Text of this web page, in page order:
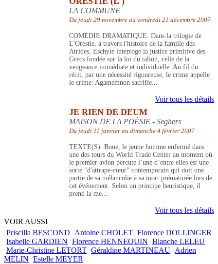
LA COMMUNE
Du jeudi 29 novembre au vendredi 21 décembre 2007
COMÉDIE DRAMATIQUE. Dans la trilogie de
L'Orestie, à travers l'histoire de la famille des
Atrides, Eschyle interroge la justice primitive des
Grecs fondée sur la loi du talion, celle de la
vengeance immédiate et individuelle. Au fil du
récit, par une nécessité rigoureuse, le crime appelle
le crime: Agamemnon sacrifie...
Voir tous les détails
JE RIEN DE DEUM
MAISON DE LA POÉSIE - Seghers
Du jeudi 11 janvier au dimanche 4 février 2007
TEXTE(S). Bone, le jeune homme enfermé dans
une des tours du World Trade Center au moment où
le premier avion percute l’une d’entre elles est une
sorte "d'attrape-cœur" contemporain qui doit une
partie de sa mélancolie à sa mort prématurée lors de
cet événement. Selon un principe heuristique, il
prend la me...
Voir tous les détails
VOIR AUSSI
Priscilla BESCOND
Antoine CHOLET Florence DOLLINGER
Isabelle GARDIEN Florence HENNEQUIN Blanche LELEU
Marie-Christine LETORT Géraldine MARTINEAU Adrien
MELIN Estelle MEYER